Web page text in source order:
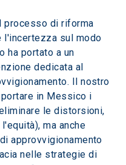
processo di riforma
l'incertezza sul modo
ha portato a un
dedicata al
Il nostro
in Messico i
le distorsioni,
ma anche
approvvigionamento
nelle strategie di